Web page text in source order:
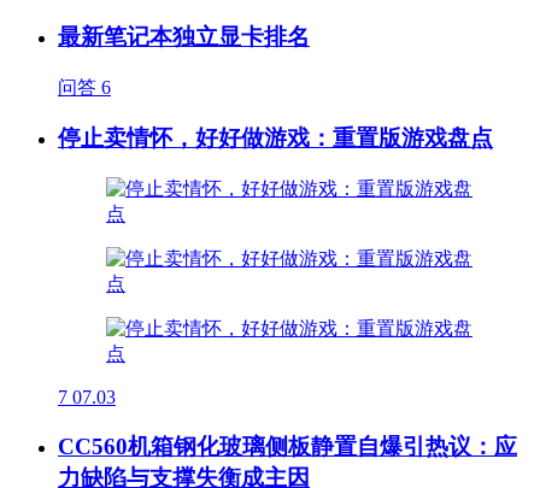
最新笔记本独立显卡排名
问答 6
停止卖情怀，好好做游戏：重置版游戏盘点
7 07.03
CC560机箱钢化玻璃侧板静置自爆引热议：应
力缺陷与支撑失衡成主因